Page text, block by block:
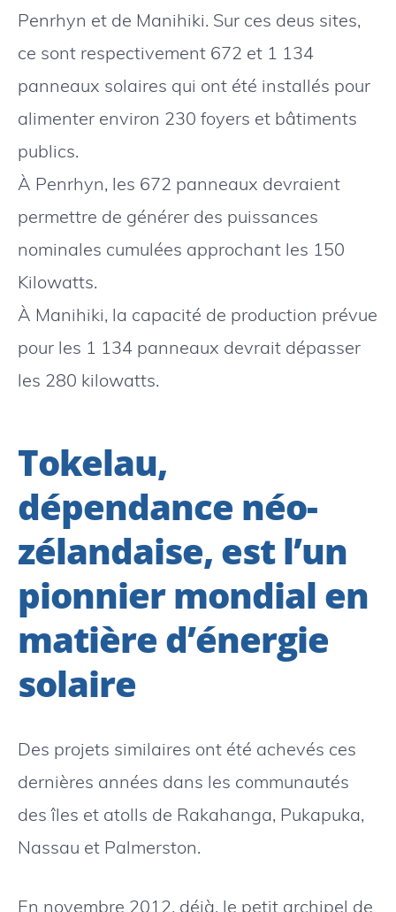
Penrhyn et de Manihiki. Sur ces deus sites,
ce sont respectivement 672 et 1 134
panneaux solaires qui ont été installés pour
alimenter environ 230 foyers et bâtiments
publics.
À Penrhyn, les 672 panneaux devraient
permettre de générer des puissances
nominales cumulées approchant les 150
Kilowatts.
À Manihiki, la capacité de production prévue
pour les 1 134 panneaux devrait dépasser
les 280 kilowatts.
Tokelau,
dépendance néo-
zélandaise, est l’un
pionnier mondial en
matière d’énergie
solaire
Des projets similaires ont été achevés ces
dernières années dans les communautés
des îles et atolls de Rakahanga, Pukapuka,
Nassau et Palmerston.
En novembre 2012, déjà, le petit archipel de